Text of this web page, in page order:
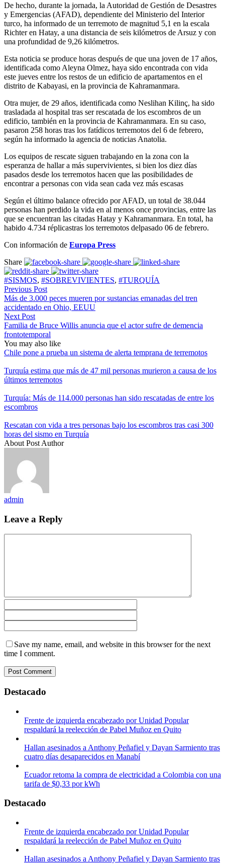
De hecho, durante la jornada, la Autoridad de Gestión de Desastres
y Emergencias (AFAD), dependiente del Ministerio del Interior
turco, ha informado de un terremoto de magnitud 5,1 en la escala
Richter en Hatay, a una distancia de seis kilómetros de Arsuz y con
una profundidad de 9,26 kilómetros.
Esta noticia se produce horas después de que una joven de 17 años,
identificada como Aleyna Olmez, haya sido encontrada con vida
este jueves entre los restos de un edificio de apartamentos en el
distrito de Kabayasi, en la provincia de Kahramanmara.
Otra mujer, de 29 años, identificada como Neslihan Kilinç, ha sido
trasladada al hospital tras ser rescatada de los escombros de un
edificio, también en la provincia de Kahramanmara. En su caso,
pasaron 258 horas tras los fatídicos terremotos del 6 de febrero,
según ha informado la agencia de noticias Anatolia.
Los equipos de rescate siguen trabajando en la zona con la
esperanza de hallar a más supervivientes, si bien los diez días
pasados desde los terremotos hacen que las posibilidades de
encontrar a personas con vida sean cada vez más escasas
Según el último balance ofrecido por AFAD, un total de 38.044
personas han perdido la vida en al menos once provincias, entre las
que se encuentran las citadas Hatay y Kahramanmara. En total, ha
habido 4.734 réplicastras los terremotos delpasado 06 de febrero.
Con información de Europa Press
Share
#SISMOS, #SOBREVIVIENTES, #TURQUÍA
Previous Post
Más de 3.000 peces mueren por sustancias emanadas del tren
accidentado en Ohio, EEUU
Next Post
Familia de Bruce Willis anuncia que el actor sufre de demencia
frontotemporal
You may also like
Chile pone a prueba un sistema de alerta temprana de terremotos
Turquía estima que más de 47 mil personas murieron a causa de los
últimos terremotos
Turquía: Más de 114.000 personas han sido rescatadas de entre los
escombros
Rescatan con vida a tres personas bajo los escombros tras casi 300
horas del sismo en Turquía
About Post Author
admin
Leave a Reply
Save my name, email, and website in this browser for the next
time I comment.
Destacado
Frente de izquierda encabezado por Unidad Popular
respaldará la reelección de Pabel Muñoz en Quito
Hallan asesinados a Anthony Peñafiel y Dayan Sarmiento tras
cuatro días desaparecidos en Manabí
Ecuador retoma la compra de electricidad a Colombia con una
tarifa de $0,33 por kWh
Destacado
Frente de izquierda encabezado por Unidad Popular
respaldará la reelección de Pabel Muñoz en Quito
Hallan asesinados a Anthony Peñafiel y Dayan Sarmiento tras